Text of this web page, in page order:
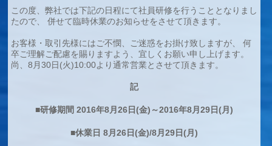
この度、弊社では下記の日程にて社員研修を行うこととなりまし
たので、 併せて臨時休業のお知らせをさせて頂きます。
お客様・取引先様にはご不憫、ご迷惑をお掛け致しますが、 何
卒ご理解ご配慮を賜りますよう、宜しくお願い申し上げます。
尚、8月30日(火)10:00より通常営業とさせて頂きます。
記
■研修期間 2016年8月26日(金)～2016年8月29日(月)
■休業日 8月26日(金)/8月29日(月)